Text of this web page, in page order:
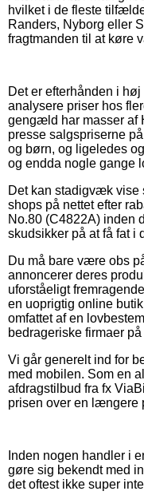
hvilket i de fleste
Randers, Nyborg eller
fragtmanden til at køre
Det er efterhånden i
analysere priser hos
gengæld har masser af
presse salgspriserne
og børn, og ligeledes
og endda nogle gange
Det kan stadigvæk vise
shops på nettet efter
No.80 (C4822A) inden
skudsikker på at få fat i
Du må bare være obs
annoncerer deres
uforståeligt
en uoprigtig online
omfattet af en
bedrageriske firmaer på
Vi går generelt ind for
med mobilen. Som en
afdragstilbud fra fx
prisen over en længere
Inden nogen handler i
gøre sig bekendt med
det oftest ikke super